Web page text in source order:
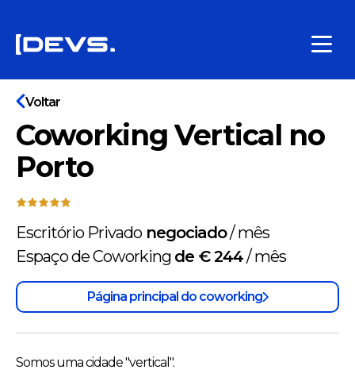
Voltar
Coworking Vertical no
Porto
Escritório Privadonegociado/mês
Espaço de Coworking de € 244/mês
Página principal do coworking
Somos uma cidade "vertical".